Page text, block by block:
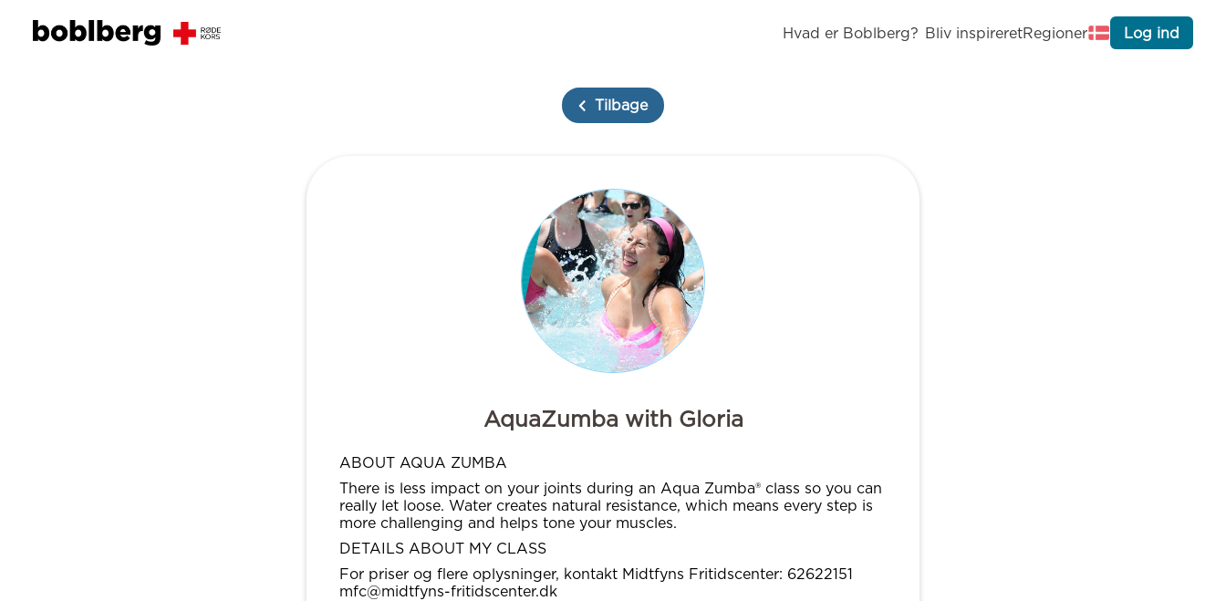
Hvad er Boblberg? Bliv inspireretRegioner Log ind
Tilbage
AquaZumba with Gloria
ABOUT AQUA ZUMBA
There is less impact on your joints during an Aqua Zumba® class so you can
really let loose. Water creates natural resistance, which means every step is
more challenging and helps tone your muscles.
DETAILS ABOUT MY CLASS
For priser og flere oplysninger, kontakt Midtfyns Fritidscenter: 62622151
mfc@midtfyns-fritidscenter.dk